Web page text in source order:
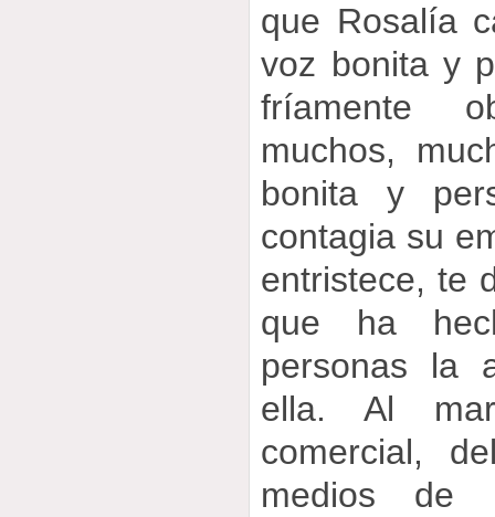
que Rosalía
voz bonita y
fríamente
muchos,
bonita y
contagia su
entristece, te
que ha
personas la
ella. Al
comercial,
medios de